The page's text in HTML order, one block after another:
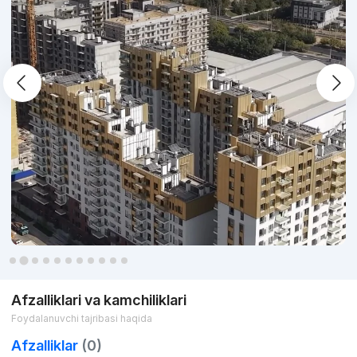
28 dan 75 kvadrat metrli sotib olish, 1, 2 va undan ortiq
xonadonlar mavjud. O'zingiz uchun aniq kvartirani aniq tanlash
imkoniyati mavjud bo'lgan turli xil rejalashtirish echimlari mavjud.
Afzalliklari va kamchiliklari
Foydalanuvchi tajribasi haqida
Afzalliklar (0)